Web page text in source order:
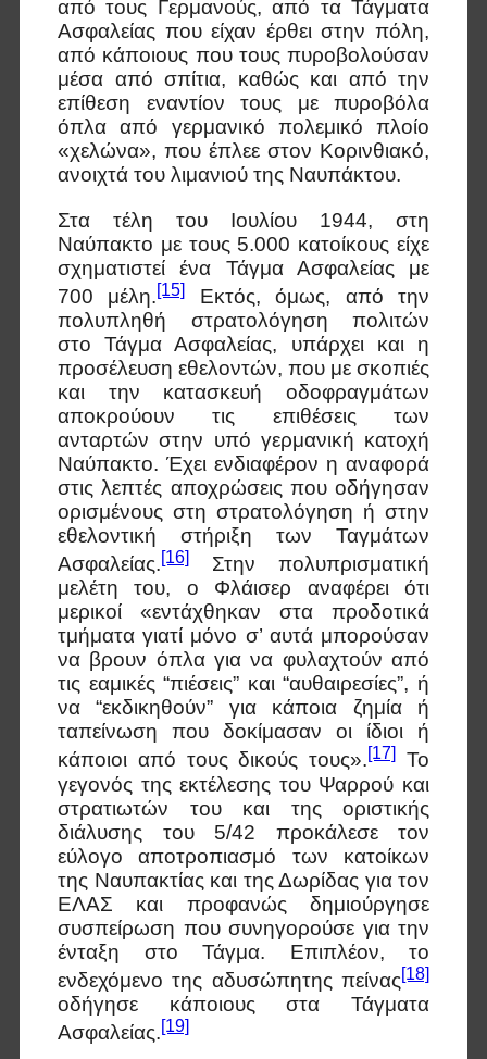
από τους Γερμανούς, από τα Τάγματα
Ασφαλείας που είχαν έρθει στην πόλη,
από κάποιους που τους πυροβολούσαν
μέσα από σπίτια, καθώς και από την
επίθεση εναντίον τους με πυροβόλα
όπλα από γερμανικό πολεμικό πλοίο
«χελώνα», που έπλεε στον Κορινθιακό,
ανοιχτά του λιμανιού της Ναυπάκτου.
Στα τέλη του Ιουλίου 1944, στη
Ναύπακτο με τους 5.000 κατοίκους είχε
σχηματιστεί ένα Τάγμα Ασφαλείας με
700 μέλη.[15]
Εκτός, όμως, από την
πολυπληθή στρατολόγηση πολιτών
στο Τάγμα Ασφαλείας, υπάρχει και η
προσέλευση εθελοντών, που με σκοπιές
και την κατασκευή οδοφραγμάτων
αποκρούουν τις επιθέσεις των
ανταρτών στην υπό γερμανική κατοχή
Ναύπακτο. Έχει ενδιαφέρον η αναφορά
στις λεπτές αποχρώσεις που οδήγησαν
ορισμένους στη στρατολόγηση ή στην
εθελοντική στήριξη των Ταγμάτων
Ασφαλείας.[16]
Στην πολυπρισματική
μελέτη του, ο Φλάισερ αναφέρει ότι
μερικοί «εντάχθηκαν στα προδοτικά
τμήματα γιατί μόνο σ’ αυτά μπορούσαν
να βρουν όπλα για να φυλαχτούν από
τις εαμικές “πιέσεις” και “αυθαιρεσίες”, ή
να “εκδικηθούν” για κάποια ζημία ή
ταπείνωση που δοκίμασαν οι ίδιοι ή
κάποιοι από τους δικούς τους».[17]
Το
γεγονός της εκτέλεσης του Ψαρρού και
στρατιωτών του και της οριστικής
διάλυσης του 5/42 προκάλεσε τον
εύλογο αποτροπιασμό των κατοίκων
της Ναυπακτίας και της Δωρίδας για τον
ΕΛΑΣ και προφανώς δημιούργησε
συσπείρωση που συνηγορούσε για την
ένταξη στο Τάγμα. Επιπλέον, το
ενδεχόμενο της αδυσώπητης πείνας[18]
οδήγησε κάποιους στα Τάγματα
Ασφαλείας.[19]